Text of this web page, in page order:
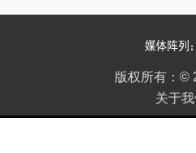
版权所有： ©
关于